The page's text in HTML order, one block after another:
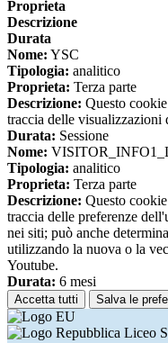
Proprieta
Descrizione
Durata
Nome: YSC
Tipologia: analitico
Proprieta: Terza parte
Descrizione: Questo
traccia delle visualizzazioni
Durata: Sessione
Nome:
Tipologia: analitico
Proprieta: Terza parte
Descrizione: Questo
traccia delle preferenze
nei siti; può anche
utilizzando la nuova o la
Youtube.
Durata: 6 mesi
Accetta tutti Salva le
Liceo